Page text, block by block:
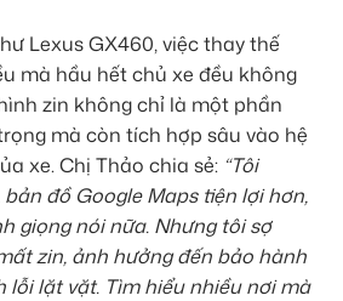
Lexus GX460, việc thay thế
mà hầu hết chủ xe đều không
zin không chỉ là một phần
mà còn tích hợp sâu vào hệ
xe. Chị Thảo chia sẻ: “Tôi
đồ Google Maps tiện lợi hơn,
giọng nói nữa. Nhưng tôi sợ
zin, ảnh hưởng đến bảo hành
lỗi lặt vặt. Tìm hiểu nhiều nơi mà